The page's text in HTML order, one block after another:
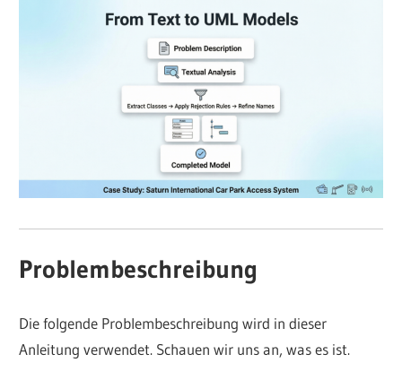
Problembeschreibung
Die folgende Problembeschreibung wird in dieser
Anleitung verwendet. Schauen wir uns an, was es ist.